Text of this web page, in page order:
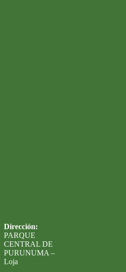
Dirección:
PARQUE
CENTRAL DE
PURUNUMA –
Loja